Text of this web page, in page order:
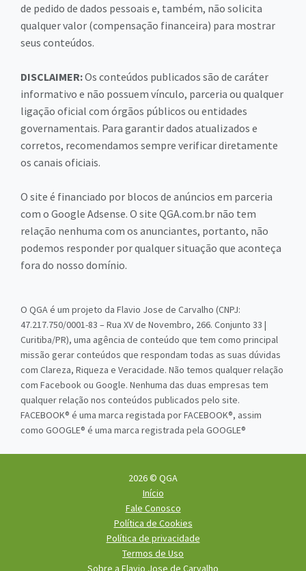
de pedido de dados pessoais e, também, não solicita
qualquer valor (compensação financeira) para mostrar
seus conteúdos.
DISCLAIMER:Os conteúdos publicados são de caráter
informativo e não possuem vínculo, parceria ou qualquer
ligação oficial com órgãos públicos ou entidades
governamentais. Para garantir dados atualizados e
corretos, recomendamos sempre verificar diretamente
os canais oficiais.
O site é financiado por blocos de anúncios em parceria
com o Google Adsense. O site QGA.com.br não tem
relação nenhuma com os anunciantes, portanto, não
podemos responder por qualquer situação que aconteça
fora do nosso domínio.
O QGA é um projeto da Flavio Jose de Carvalho (CNPJ:
47.217.750/0001-83 – Rua XV de Novembro, 266. Conjunto 33 |
Curitiba/PR), uma agência de conteúdo que tem como principal
missão gerar conteúdos que respondam todas as suas dúvidas
com Clareza, Riqueza e Veracidade. Não temos qualquer relação
com Facebook ou Google. Nenhuma das duas empresas tem
qualquer relação nos conteúdos publicados pelo site.
FACEBOOK® é uma marca registada por FACEBOOK®, assim
como GOOGLE® é uma marca registrada pela GOOGLE®
2026 © QGA
Início
Fale Conosco
Política de Cookies
Política de privacidade
Termos de Uso
Sobre a Flavio Jose de Carvalho